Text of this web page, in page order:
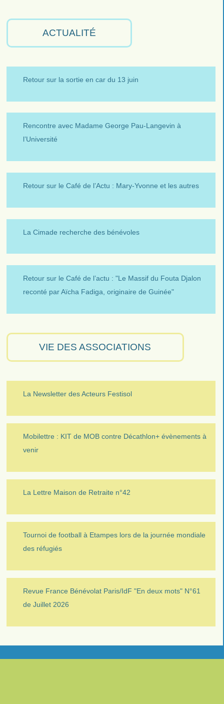
ACTUALITÉ
Retour sur la sortie en car du 13 juin
Rencontre avec Madame George Pau-Langevin à
l’Université
Retour sur le Café de l’Actu : Mary-Yvonne et les autres
La Cimade recherche des bénévoles
Retour sur le Café de l’actu : "Le Massif du Fouta Djalon
reconté par Aïcha Fadiga, originaire de Guinée"
VIE DES ASSOCIATIONS
La Newsletter des Acteurs Festisol
Mobilettre : KIT de MOB contre Décathlon+ évènements à
venir
La Lettre Maison de Retraite n°42
Tournoi de football à Etampes lors de la journée mondiale
des réfugiés
Revue France Bénévolat Paris/IdF "En deux mots" N°61
de Juillet 2026